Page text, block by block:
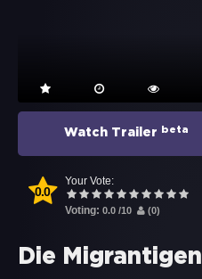
Watch Trailer beta
0.0
Your Vote:
Voting: 0.0 /10 (0)
Die Migrantigen